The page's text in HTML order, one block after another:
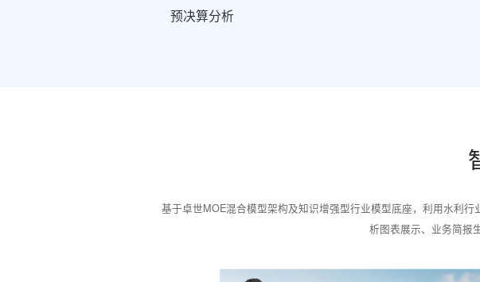
预决算分析
基于卓世MOE混合模型架构及知识增强型行业模型底座，利用水利
析图表展示、业务简报